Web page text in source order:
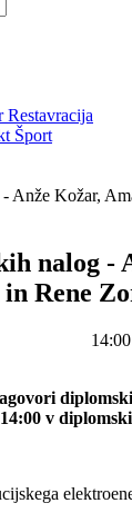
Restavracija
Šport
Anže Kožar,
nalog -
Rene
14:00
v